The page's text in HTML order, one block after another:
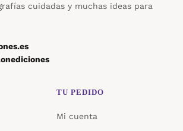
cuidadas y muchas ideas para
TU PEDIDO
Mi cuenta